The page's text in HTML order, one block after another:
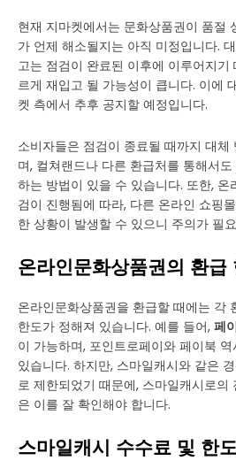
현재 지마켓에서는 문화상품권이 품절
가 언제 해소될지는 아직 미정입니다.
고는 점검이 완료된 이후에 이루어지기
르게 재입고 될 가능성이 큽니다. 이에
켓 측에서 추후 공지할 예정입니다.
소비자들은 점검이 종료될 때까지 대체
며, 컬쳐랜드나 다른 환급처를 통해서
하는 방법이 있을 수 있습니다. 또한, 온
검이 진행됨에 따라, 다른 온라인 쇼핑
한 상황이 발생할 수 있으니 주의가 필
온라인문화상품권의 환급
온라인문화상품권을 환급할 때에는 각
한도가 정해져 있습니다. 예를 들어, 페
이 가능하며, 포인트로페이와 페이북
있습니다. 하지만, 스마일캐시와 같은
로 제한되었기 때문에, 스마일캐시로의
은 이를 잘 확인해야 합니다.
스마일캐시 수수료 및 한